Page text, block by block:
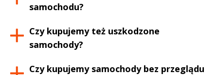
samochodu?
Czy kupujemy też uszkodzone
samochody?
Czy kupujemy samochody bez przeglądu